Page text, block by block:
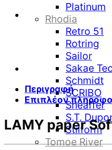
Platinum
Rhodia
Retro 51
Rotring
Sailor
Sakae
Schmidt
SCRIBO
Sheaffer
S.T.
Stilform
Tomoe River
ποσότητα
Περιγραφή
Επιπλέον
LAMY paper